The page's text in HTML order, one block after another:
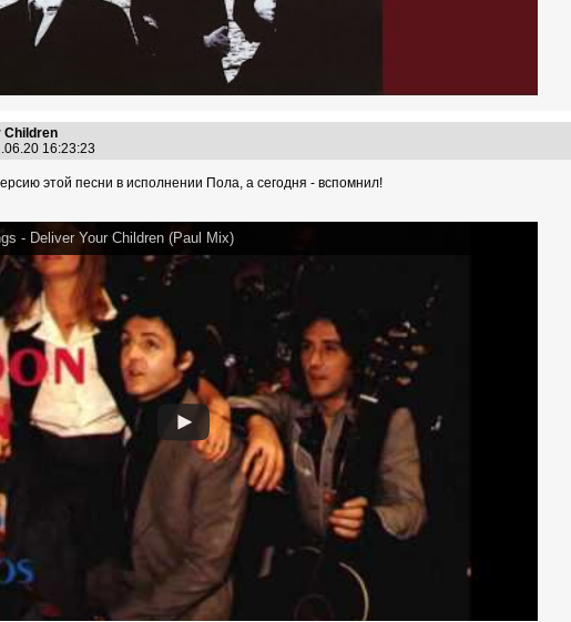
Children
16:23:23
этой песни в исполнении Пола, а сегодня - вспомнил!
- Deliver Your Children (Paul Mix)